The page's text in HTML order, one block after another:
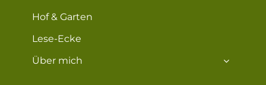
Hof & Garten
Lese-Ecke
Über mich